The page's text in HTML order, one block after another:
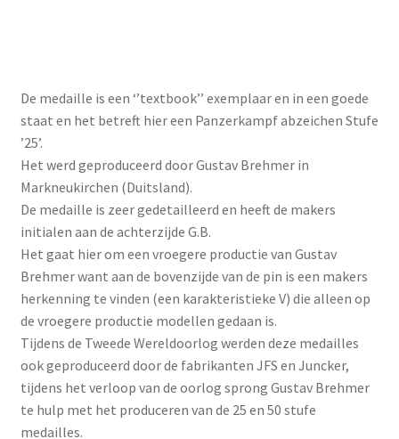
De medaille is een ‘’textbook’’ exemplaar en in een goede
staat en het betreft hier een Panzerkampf abzeichen Stufe
’25’.
Het werd geproduceerd door Gustav Brehmer in
Markneukirchen (Duitsland).
De medaille is zeer gedetailleerd en heeft de makers
initialen aan de achterzijde G.B.
Het gaat hier om een vroegere productie van Gustav
Brehmer want aan de bovenzijde van de pin is een makers
herkenning te vinden (een karakteristieke V) die alleen op
de vroegere productie modellen gedaan is.
Tijdens de Tweede Wereldoorlog werden deze medailles
ook geproduceerd door de fabrikanten JFS en Juncker,
tijdens het verloop van de oorlog sprong Gustav Brehmer
te hulp met het produceren van de 25 en 50 stufe
medailles.